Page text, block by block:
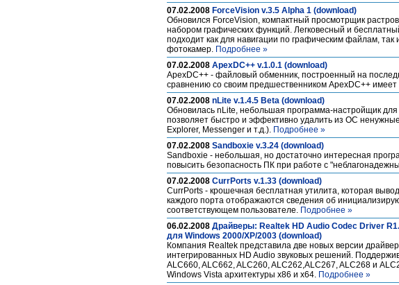
07.02.2008 ForceVision v.3.5 Alpha 1 (download)
Обновился ForceVision, компактный просмотрщик
набором графических функций. Легковесный и
подходит как для навигации по графическим файлам,
фотокамер. Подробнее »
07.02.2008 ApexDC++ v.1.0.1 (download)
ApexDC++ - файловый обменник, построенный на
сравнению со своим предшественником ApexDC++
07.02.2008 nLite v.1.4.5 Beta (download)
Обновилась nLite, небольшая программа-настройщик
позволяет быстро и эффективно удалить из ОС
Explorer, Messenger и т.д.). Подробнее »
07.02.2008 Sandboxie v.3.24 (download)
Sandboxie - небольшая, но достаточно интересная
повысить безопасность ПК при работе с
07.02.2008 CurrPorts v.1.33 (download)
CurrPorts - крошечная бесплатная утилита, которая
каждого порта отображаются сведения об
соответствующем пользователе. Подробнее »
06.02.2008 Драйверы: Realtek HD Audio Codec Driver
для Windows 2000/XP/2003 (download)
Компания Realtek представила две новых версии
интегрированных HD Audio звуковых решений.
ALC660, ALC662, ALC260, ALC262,ALC267, ALC268 и
Windows Vista архитектуры х86 и х64. Подробнее »